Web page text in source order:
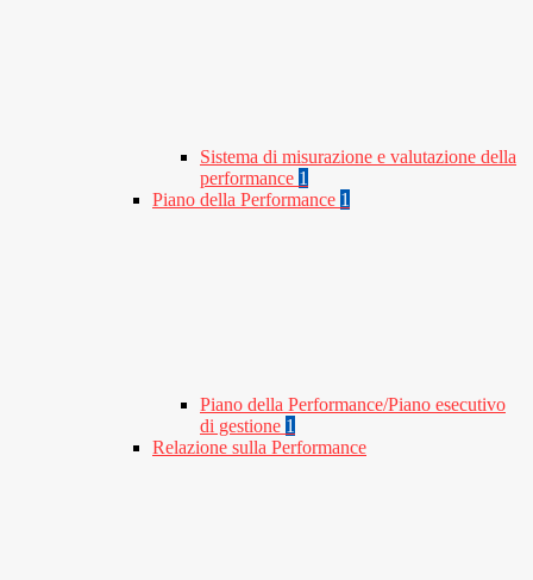
Sistema di misurazione e valutazione della
performance 1
Piano della Performance 1
Piano della Performance/Piano esecutivo
di gestione 1
Relazione sulla Performance